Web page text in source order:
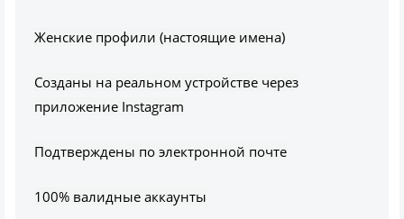
Женские профили (настоящие имена)
Созданы на реальном устройстве через
приложение Instagram
Подтверждены по электронной почте
100% валидные аккаунты